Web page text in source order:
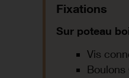
Fixations
Sur poteau
Vis